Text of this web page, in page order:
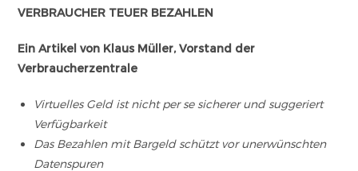
VERBRAUCHER TEUER BEZAHLEN
Ein Artikel von Klaus Müller, Vorstand der
Verbraucherzentrale
Virtuelles Geld ist nicht per se sicherer und suggeriert
Verfügbarkeit
Das Bezahlen mit Bargeld schützt vor unerwünschten
Datenspuren